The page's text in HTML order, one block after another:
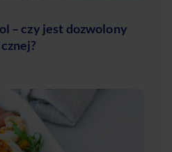
– czy jest dozwolony